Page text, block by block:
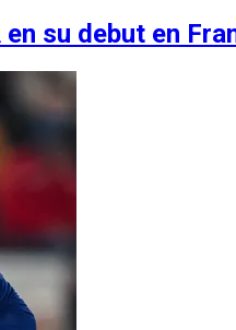
su debut en